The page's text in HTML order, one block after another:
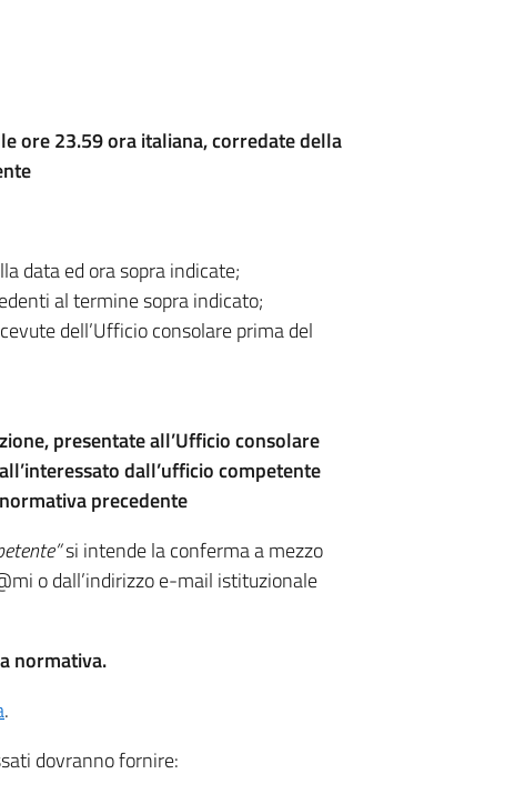
ore 23.59 ora italiana, corredate della
data ed ora sopra indicate;
al termine sopra indicato;
dell’Ufficio consolare prima del
presentate all’Ufficio consolare
dall’ufficio competente
precedente
si intende la conferma a mezzo
o dall’indirizzo e-mail istituzionale
normativa.
.
dovranno fornire: